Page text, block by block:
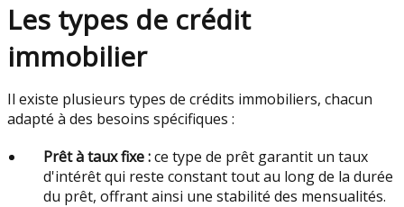
Les types de crédit
immobilier
Il existe plusieurs types de crédits immobiliers, chacun
adapté à des besoins spécifiques :
Prêt à taux fixe :ce type de prêt garantit un taux
d'intérêt qui reste constant tout au long de la durée
du prêt, offrant ainsi une stabilité des mensualités.